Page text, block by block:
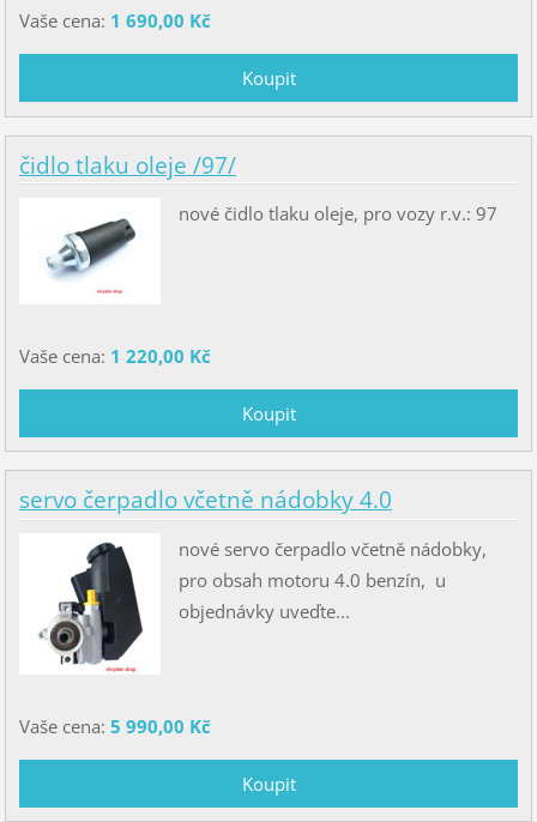
Vaše cena: 1 690,00 Kč
čidlo tlaku oleje /97/
nové čidlo tlaku oleje, pro vozy r.v.: 97
Vaše cena: 1 220,00 Kč
servo čerpadlo včetně nádobky 4.0
nové servo čerpadlo včetně nádobky,
pro obsah motoru 4.0 benzín, u
objednávky uveďte...
Vaše cena: 5 990,00 Kč